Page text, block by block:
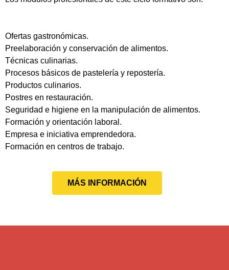
Ofertas gastronómicas.
Preelaboración y conservación de alimentos.
Técnicas culinarias.
Procesos básicos de pastelería y repostería.
Productos culinarios.
Postres en restauración.
Seguridad e higiene en la manipulación de alimentos.
Formación y orientación laboral.
Empresa e iniciativa emprendedora.
Formación en centros de trabajo.
MÁS INFORMACIÓN